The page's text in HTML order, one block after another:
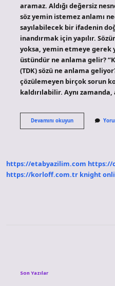
aramaz. Aldığı değersiz
söz yemin istemez anlamı
sayılabilecek bir ifadenin
inandırmak için yapılır.
yoksa, yemin etmeye gerek
üstündür ne anlama gelir?
(TDK) sözü ne anlama
çözülemeyen birçok sorun
kaldırılabilir. Aynı
Devamını okuyunBaş
Yastık
https://etabyazilim.com https://
https://korloff.com.tr knight
Son Yazılar